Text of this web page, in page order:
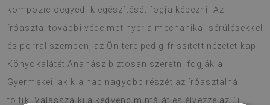
kompozícióegyedi kiegészítését fogja képezni. Az
íróasztal további védelmet nyer a mechanikai sérülésekkel
és porral szemben, az Ön tere pedig frissített nézetet kap.
Könyökalátét Ananász biztosan szeretni fogják a
Gyermekei, akik a nap nagyobb részét az íróasztalnál
töltik. Válassza ki a kedvenc mintáját és élvezze az új